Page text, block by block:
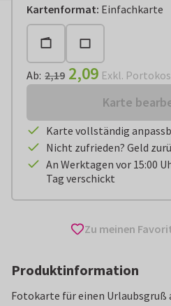
Kartenformat: Einfachkarte
Ab:€ 2,09Exkl. Portokosten
Ab: 2,19 2,09 Exkl.
Karte
Karte vollständig
Nicht zufrieden? Geld
An Werktagen vor 15:00
Tag verschickt
Zu meinen
Produktinformation
Fotokarte für einen Urlaubsgruß